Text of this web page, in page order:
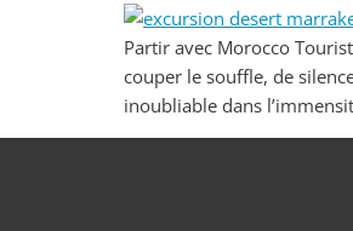
Partir avec Morocco
couper le souffle, de
inoubliable dans